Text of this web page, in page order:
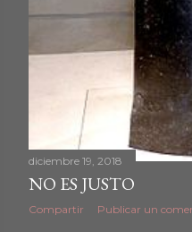
diciembre 19, 2018
NO ES JUSTO
Compartir Publicar un